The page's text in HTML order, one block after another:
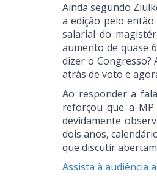
Ainda segundo
a edição pelo
salarial do
aumento de quase
dizer o Congresso?
atrás de voto e
Ao responder a
reforçou que a MP
devidamente
dois anos,
que discutir
Assista à audiência